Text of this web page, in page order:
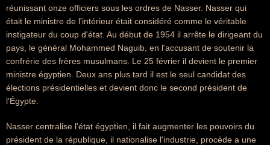
réunissant onze officiers sous les ordres de Nasser. Nasser qui
était le ministre de l'intérieur était considéré comme le véritable
instigateur du coup d'état. Au début de 1954 il arrête le dirigeant du
pays, le général Mohammed Naguib, en l'accusant de soutenir la
confrérie des frères musulmans. Le 25 février il devient le premier
ministre égyptien. Deux ans plus tard il est le seul candidat des
élections présidentielles et devient donc le second président de
l'Égypte.
Nasser centralise l'état égyptien, il fait augmenter les pouvoirs du
président de la république, il nationalise l'industrie, procède a une